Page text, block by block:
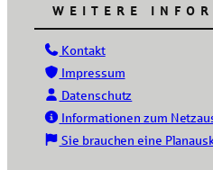
WEITERE
Kontakt
Impressum
Datenschutz
Informationen zum
Sie brauchen eine